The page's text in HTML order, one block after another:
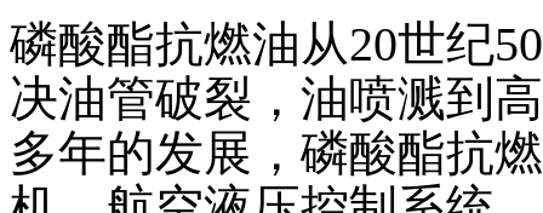
磷酸酯抗燃油从20世纪
决油管破裂，油喷溅到
多年的发展，磷酸酯抗